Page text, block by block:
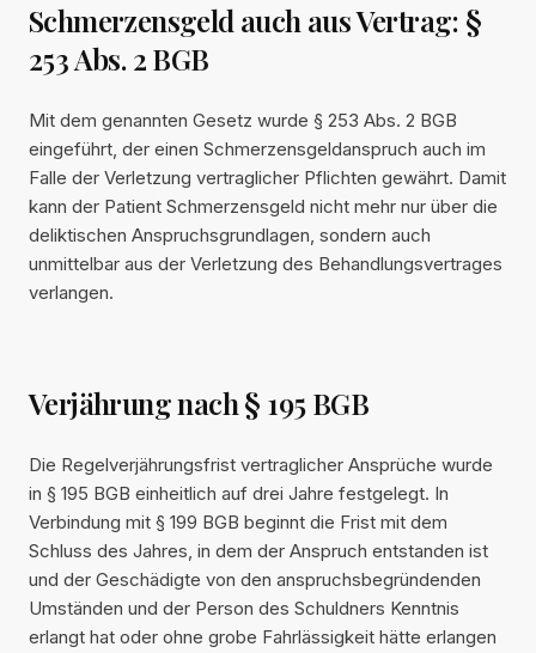
Schmerzensgeld auch aus Vertrag: §
253 Abs. 2 BGB
Mit dem genannten Gesetz wurde § 253 Abs. 2 BGB
eingeführt, der einen Schmerzensgeldanspruch auch im
Falle der Verletzung vertraglicher Pflichten gewährt. Damit
kann der Patient Schmerzensgeld nicht mehr nur über die
deliktischen Anspruchsgrundlagen, sondern auch
unmittelbar aus der Verletzung des Behandlungsvertrages
verlangen.
Verjährung nach § 195 BGB
Die Regelverjährungsfrist vertraglicher Ansprüche wurde
in § 195 BGB einheitlich auf drei Jahre festgelegt. In
Verbindung mit § 199 BGB beginnt die Frist mit dem
Schluss des Jahres, in dem der Anspruch entstanden ist
und der Geschädigte von den anspruchsbegründenden
Umständen und der Person des Schuldners Kenntnis
erlangt hat oder ohne grobe Fahrlässigkeit hätte erlangen